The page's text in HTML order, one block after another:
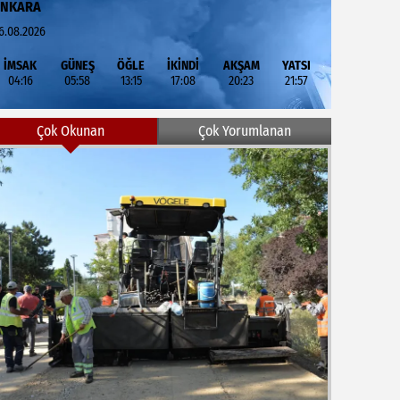
İMSAK
04:16
GÜNEŞ
05:58
ÖĞLE
13:15
İKİNDİ
17:08
AKŞAM
20:23
YATSI
21:57
Çok Okunan Çok Yorumlanan